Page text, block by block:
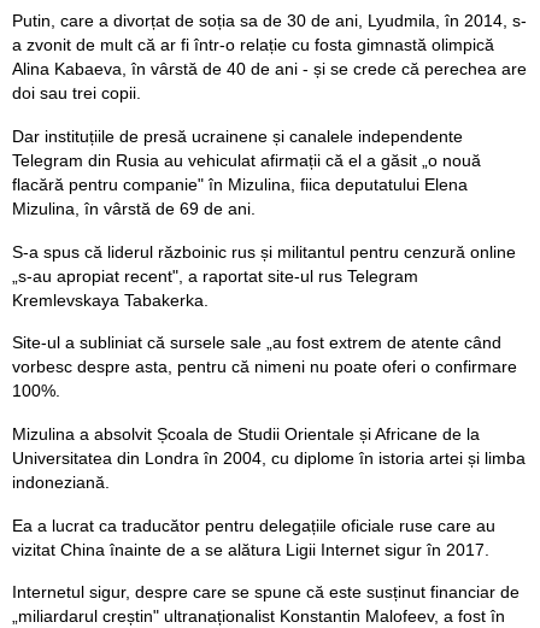
Putin, care a divorțat de soția sa de 30 de ani, Lyudmila, în 2014, s-
a zvonit de mult că ar fi într-o relație cu fosta gimnastă olimpică
Alina Kabaeva, în vârstă de 40 de ani - și se crede că perechea are
doi sau trei copii.
Dar instituțiile de presă ucrainene și canalele independente
Telegram din Rusia au vehiculat afirmații că el a găsit „o nouă
flacără pentru companie" în Mizulina, fiica deputatului Elena
Mizulina, în vârstă de 69 de ani.
S-a spus că liderul războinic rus și militantul pentru cenzură online
„s-au apropiat recent", a raportat site-ul rus Telegram
Kremlevskaya Tabakerka.
Site-ul a subliniat că sursele sale „au fost extrem de atente când
vorbesc despre asta, pentru că nimeni nu poate oferi o confirmare
100%.
Mizulina a absolvit Școala de Studii Orientale și Africane de la
Universitatea din Londra în 2004, cu diplome în istoria artei și limba
indoneziană.
Ea a lucrat ca traducător pentru delegațiile oficiale ruse care au
vizitat China înainte de a se alătura Ligii Internet sigur în 2017.
Internetul sigur, despre care se spune că este susținut financiar de
„miliardarul creștin" ultranaționalist Konstantin Malofeev, a fost în